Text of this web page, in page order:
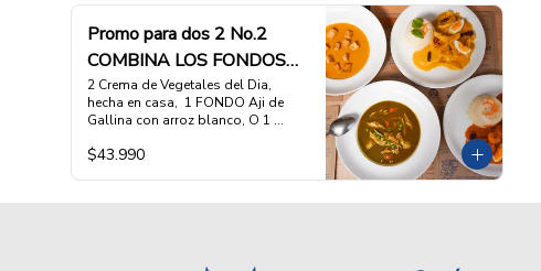
Mitri, O 1 FONDO Arroz Chaufa
montado con Jugosa tortilla de
ESCOGE 2 PLATOS DE FONDO DE
TU ELECCION, (favor indicar cuales
en las INSTRUCCIONES
ESPECIALES)
Promo para dos 2 No.2
COMBINA LOS FONDOS
A TU ELECCION
2 Crema de Vegetales del Dia,
hecha en casa,  1 FONDO Aji de
Gallina con arroz blanco, O 1
arroz ESCOGE 2 PLATOS DE
$43.990